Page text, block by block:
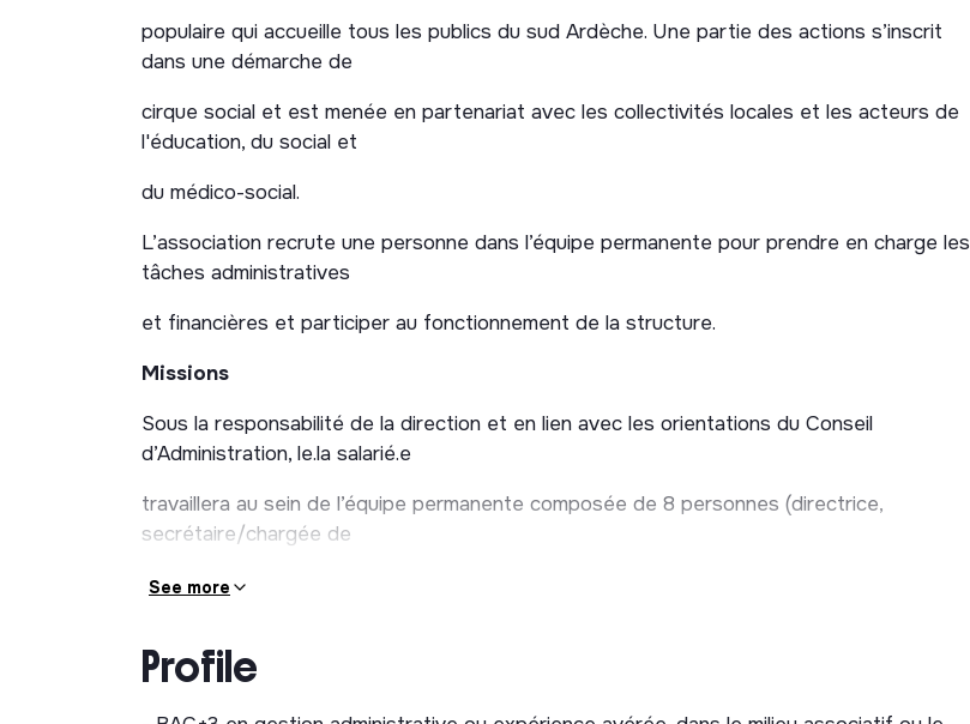
populaire qui accueille tous les publics du sud Ardèche. Une partie des actions s’inscrit
dans une démarche de
cirque social et est menée en partenariat avec les collectivités locales et les acteurs de
l'éducation, du social et
du médico-social.
L’association recrute une personne dans l’équipe permanente pour prendre en charge les
tâches administratives
et financières et participer au fonctionnement de la structure.
Missions
Sous la responsabilité de la direction et en lien avec les orientations du Conseil
d’Administration, le.la salarié.e
travaillera au sein de l’équipe permanente composée de 8 personnes (directrice,
secrétaire/chargée de
communication, 5 encadrant.es) et aura pour missions principales :
frais)
- suivi du budget de l’association et des projets,
See more
Profile